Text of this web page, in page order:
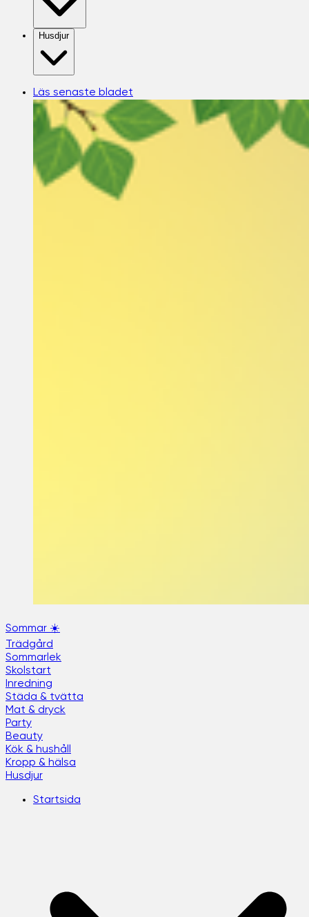
Husdjur
Läs senaste bladet
Sommar ☀️
Trädgård
Sommarlek
Skolstart
Inredning
Städa & tvätta
Mat & dryck
Party
Beauty
Kök & hushåll
Kropp & hälsa
Husdjur
Startsida